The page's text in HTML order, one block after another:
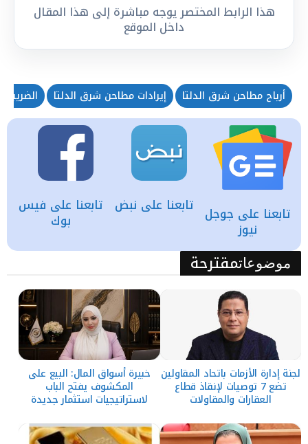
هذا الرابط المختصر يوجه مباشرة إلى هذا المقال
داخل الموقع
أرباح مطاحن شرق الدلتا إيرادات مطاحن شرق الدلتا الضريبة
تابعنا على فيس
بوك
تابعنا على نبض تابعنا على جوجل
نيوز
موضوعاتمقترحة
لجنة إدارة الأزمات باتحاد المقاولين
تضع 7 توصيات لإنقاذ قطاع
العقارات والمقاولات
خبيرة أسواق المال: البيع على
المكشوف يفتح الباب
لاستراتيجيات استثمار جديدة